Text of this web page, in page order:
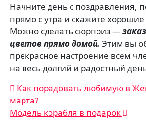
Начните день с поздравления,
прямо с утра и скажите
Можно сделать сюрприз —
цветов прямо домой. Этим вы
прекрасное настроение всем
на весь долгий и радостный
Навигация
по
записям
Как порадовать любимую в
марта?
Модель корабля в подарок